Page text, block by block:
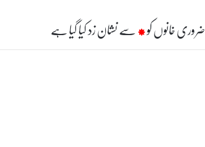
ضروری خانوں کو*سے نشان زد کیا گیا ہے